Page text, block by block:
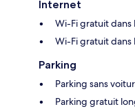
Internet
Wi-Fi gratuit dans
Wi-Fi gratuit dans
Parking
Parking sans
Parking gratuit